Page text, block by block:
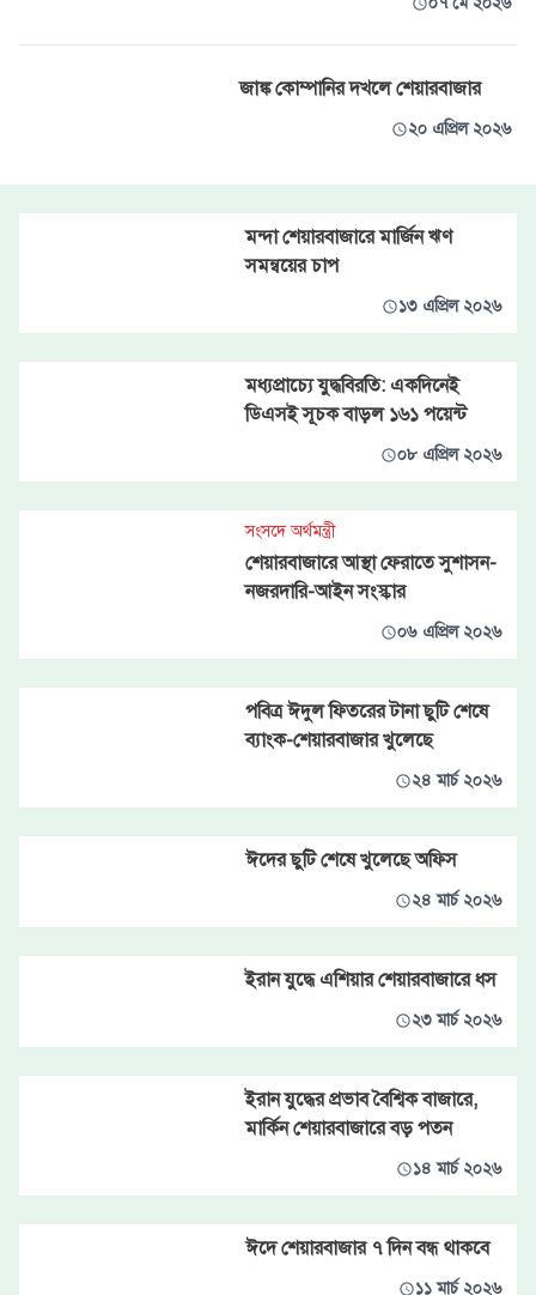
জাঙ্ক কোম্পানির দখলে শেয়ারবাজার
২০ এপ্রিল ২০২৬
মন্দা শেয়ারবাজারে মার্জিন ঋণ
সমন্বয়ের চাপ
১৩ এপ্রিল ২০২৬
মধ্যপ্রাচ্যে যুদ্ধবিরতি: একদিনেই
ডিএসই সূচক বাড়ল ১৬১ পয়েন্ট
০৮ এপ্রিল ২০২৬
সংসদে অর্থমন্ত্রী
শেয়ারবাজারে আস্থা ফেরাতে সুশাসন-
নজরদারি-আইন সংস্কার
০৬ এপ্রিল ২০২৬
পবিত্র ঈদুল ফিতরের টানা ছুটি শেষে
ব্যাংক-শেয়ারবাজার খুলেছে
২৪ মার্চ ২০২৬
ঈদের ছুটি শেষে খুলেছে অফিস
২৪ মার্চ ২০২৬
ইরান যুদ্ধে এশিয়ার শেয়ারবাজারে ধস
২৩ মার্চ ২০২৬
ইরান যুদ্ধের প্রভাব বৈশ্বিক বাজারে,
মার্কিন শেয়ারবাজারে বড় পতন
১৪ মার্চ ২০২৬
ঈদে শেয়ারবাজার ৭ দিন বন্ধ থাকবে
১১ মার্চ ২০২৬